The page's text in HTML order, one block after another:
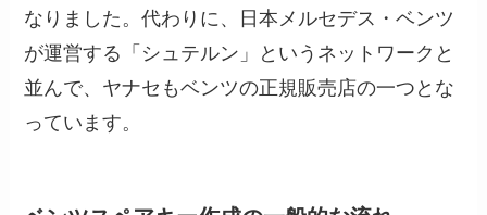
なりました。代わりに、日本メルセデス・ベンツ
が運営する「シュテルン」というネットワークと
並んで、ヤナセもベンツの正規販売店の一つとな
っています。